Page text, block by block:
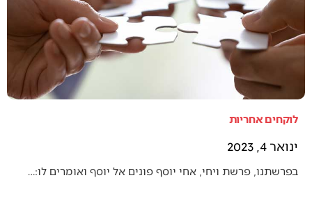
לוקחים אחריות
ינואר 4, 2023
בפרשתנו, פרשת ויחי, אחי יוסף פונים אל יוסף ואומרים לו:…